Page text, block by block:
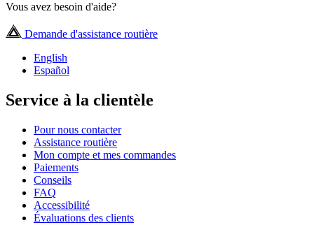
Vous avez besoin d'aide?
Demande d'assistance routière
English
Español
Service à la clientèle
Pour nous contacter
Assistance routière
Mon compte et mes commandes
Paiements
Conseils
FAQ
Accessibilité
Évaluations des clients